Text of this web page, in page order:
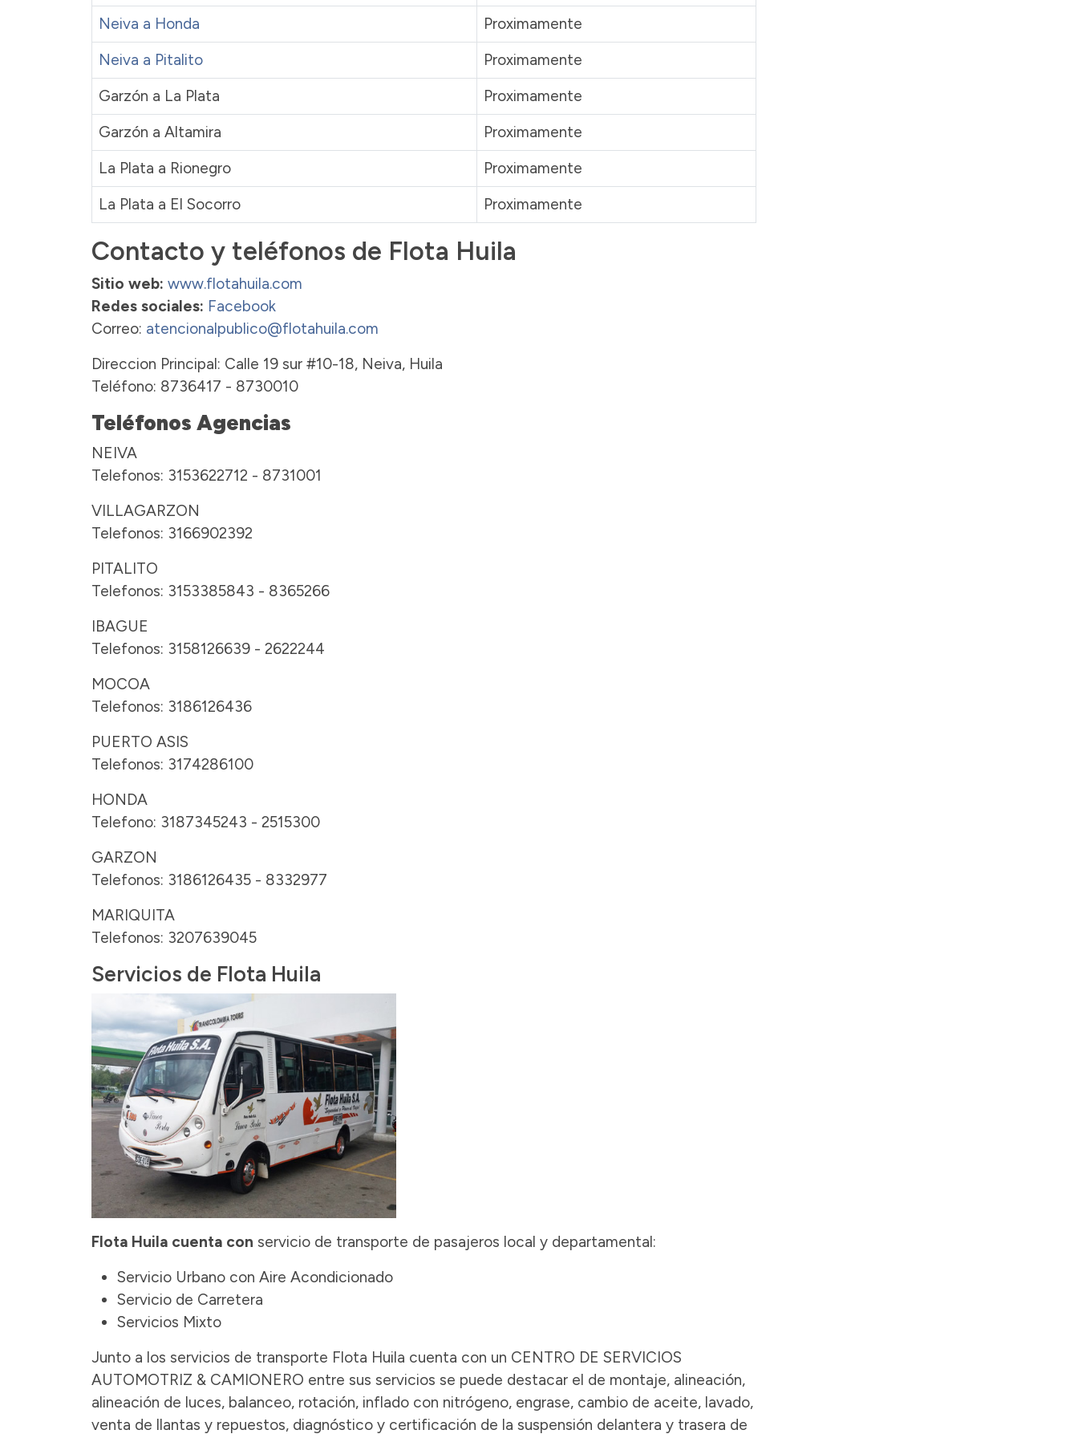
Neiva a Honda
Proximamente
Neiva a Pitalito
Proximamente
Garzón a La Plata
Proximamente
Garzón a Altamira
Proximamente
La Plata a Rionegro
Proximamente
La Plata a El Socorro
Proximamente
Contacto y teléfonos de Flota Huila
Sitio web: www.flotahuila.com
Redes sociales: Facebook
Correo: atencionalpublico@flotahuila.com
Direccion Principal: Calle 19 sur #10-18, Neiva, Huila
Teléfono: 8736417 - 8730010
Teléfonos Agencias
NEIVA
Telefonos: 3153622712 - 8731001
VILLAGARZON
Telefonos: 3166902392
PITALITO
Telefonos: 3153385843 - 8365266
IBAGUE
Telefonos: 3158126639 - 2622244
MOCOA
Telefonos: 3186126436
PUERTO ASIS
Telefonos: 3174286100
HONDA
Telefono: 3187345243 - 2515300
GARZON
Telefonos: 3186126435 - 8332977
MARIQUITA
Telefonos: 3207639045
Servicios de Flota Huila
Flota Huila cuenta con servicio de transporte de pasajeros local y departamental:
Servicio Urbano con Aire Acondicionado
Servicio de Carretera
Servicios Mixto
Junto a los servicios de transporte Flota Huila cuenta con un CENTRO DE SERVICIOS
AUTOMOTRIZ & CAMIONERO entre sus servicios se puede destacar el de montaje, alineación,
alineación de luces, balanceo, rotación, inflado con nitrógeno, engrase, cambio de aceite, lavado,
venta de llantas y repuestos, diagnóstico y certificación de la suspensión delantera y trasera de